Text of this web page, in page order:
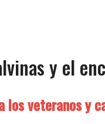
y el
los veteranos y